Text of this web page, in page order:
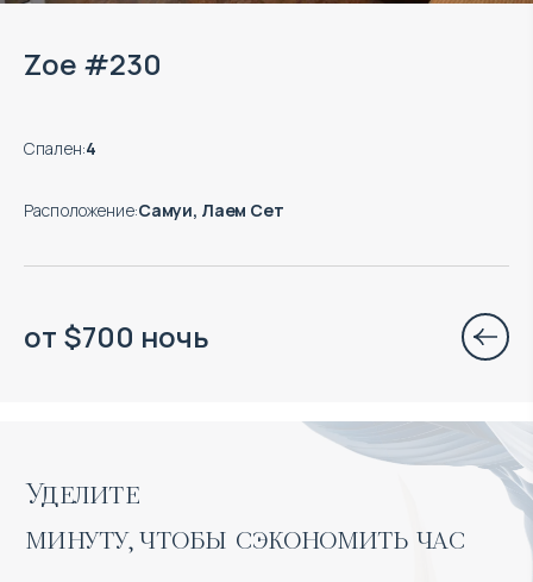
Zoe #230
Спален:4
Расположение:Самуи, Лаем Сет
от $700 ночь
Уделите
минуту, чтобы сэкономить час